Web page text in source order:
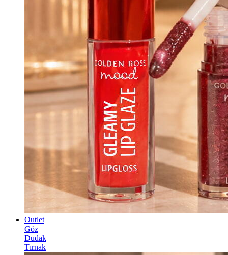
Outlet
Göz
Dudak
Tırnak